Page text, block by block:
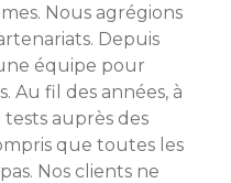
Nous agrégions
Depuis
équipe pour
Au fil des années, à
tests auprès des
que toutes les
Nos clients ne